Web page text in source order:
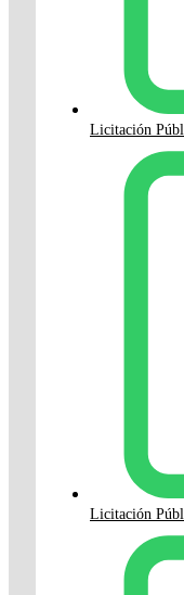
Licitación
Licitación